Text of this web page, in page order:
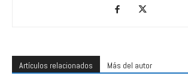
Artículos relacionados Más del autor